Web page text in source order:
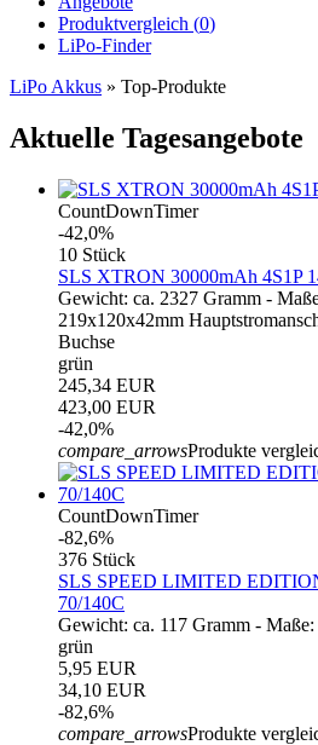
Produktvergleich (0)
LiPo-Finder
LiPo Akkus » Top-Produkte
Aktuelle Tagesangebote
CountDownTimer
-42,0%
10 Stück
SLS XTRON 30000mAh 4S1P
Gewicht: ca. 2327 Gramm -
219x120x42mm
Buchse
grün
245,34 EUR
423,00 EUR
-42,0%
compare_arrowsProdukte
CountDownTimer
-82,6%
376 Stück
SLS SPEED LIMITED
70/140C
Gewicht: ca. 117 Gramm -
grün
5,95 EUR
34,10 EUR
-82,6%
compare_arrowsProdukte